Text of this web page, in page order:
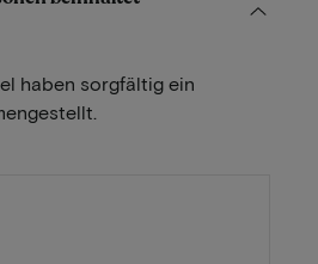
haben sorgfältig ein